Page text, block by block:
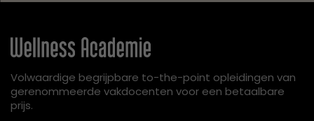
Volwaardige begrijpbare to-the-point opleidingen van
gerenommeerde vakdocenten voor een betaalbare
prijs.